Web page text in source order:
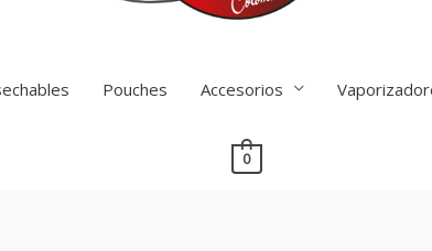
Pouches Accesorios
0